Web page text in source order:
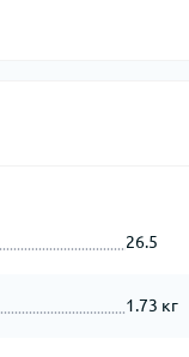
26.5
1.73 кг